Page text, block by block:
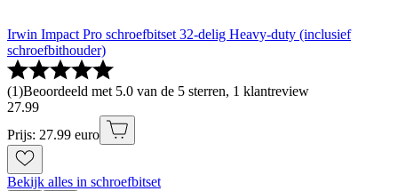
Irwin Impact Pro schroefbitset 32-delig Heavy-duty (inclusief
schroefbithouder)
(1)Beoordeeld met 5.0 van de 5 sterren, 1 klantreview
27.99
Prijs: 27.99 euro
Bekijk alles in schroefbitset